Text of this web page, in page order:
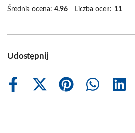
Średnia ocena: 4.96 Liczba ocen: 11
Udostępnij
Share
Share
(Twitter)
Share
Share
Share